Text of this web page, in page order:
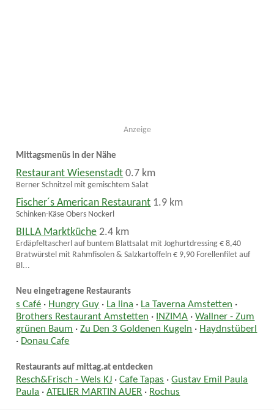
Anzeige
Mittagsmenüs in der Nähe
Restaurant Wiesenstadt 0.7 km
Berner Schnitzel mit gemischtem Salat
Fischer´s American Restaurant 1.9 km
Schinken-Käse Obers Nockerl
BILLA Marktküche 2.4 km
Erdäpfeltascherl auf buntem Blattsalat mit Joghurtdressing € 8,40
Bratwürstel mit Rahmfisolen & Salzkartoffeln € 9,90 Forellenfilet auf
Bl...
Neu eingetragene Restaurants
s Café · Hungry Guy · La lina · La Taverna Amstetten ·
Brothers Restaurant Amstetten · INZIMA ·Wallner - Zum
grünen Baum ·Zu Den 3 Goldenen Kugeln · Haydnstüberl
· Donau Cafe
Restaurants auf mittag.at entdecken
Resch&Frisch - Wels KJ ·Cafe Tapas ·Gustav Emil Paula
Paula ·ATELIER MARTIN AUER · Rochus